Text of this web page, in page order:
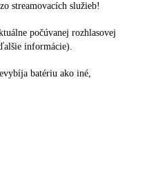
streamovacích služieb!
počúvanej rozhlasovej
informácie).
batériu ako iné,